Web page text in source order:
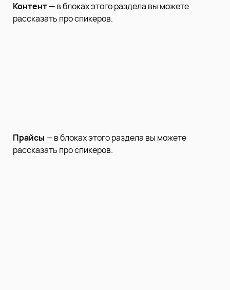
Контент— в блоках этого раздела вы можете
рассказать про спикеров.
Прайсы — в блоках этого раздела вы можете
рассказать про спикеров.